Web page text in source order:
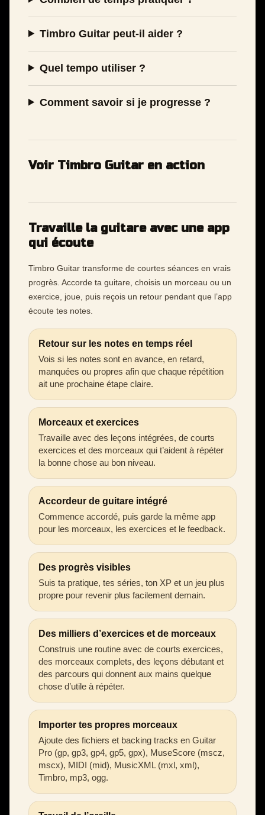
Timbro Guitar peut-il aider ?
Quel tempo utiliser ?
Comment savoir si je progresse ?
Voir Timbro Guitar en action
Travaille la guitare avec une app
qui écoute
Timbro Guitar transforme de courtes séances en vrais
progrès. Accorde ta guitare, choisis un morceau ou un
exercice, joue, puis reçois un retour pendant que l’app
écoute tes notes.
Retour sur les notes en temps réel
Vois si les notes sont en avance, en retard,
manquées ou propres afin que chaque répétition
ait une prochaine étape claire.
Morceaux et exercices
Travaille avec des leçons intégrées, de courts
exercices et des morceaux qui t’aident à répéter
la bonne chose au bon niveau.
Accordeur de guitare intégré
Commence accordé, puis garde la même app
pour les morceaux, les exercices et le feedback.
Des progrès visibles
Suis ta pratique, tes séries, ton XP et un jeu plus
propre pour revenir plus facilement demain.
Des milliers d’exercices et de morceaux
Construis une routine avec de courts exercices,
des morceaux complets, des leçons débutant et
des parcours qui donnent aux mains quelque
chose d’utile à répéter.
Importer tes propres morceaux
Ajoute des fichiers et backing tracks en Guitar
Pro (gp, gp3, gp4, gp5, gpx), MuseScore (mscz,
mscx), MIDI (mid), MusicXML (mxl, xml),
Timbro, mp3, ogg.